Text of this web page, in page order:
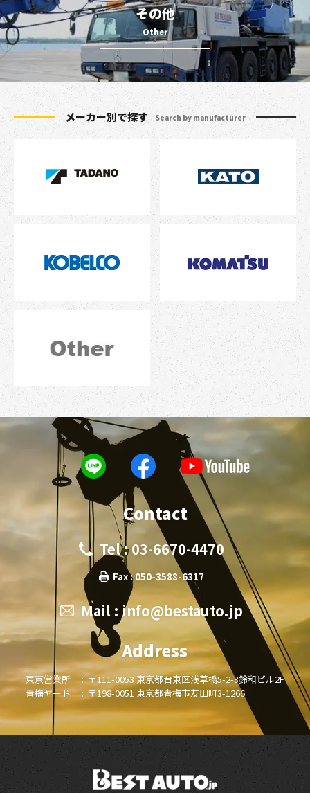
その他
メーカー別で探す Search by manufacturer
Contact
Tel : 03-6670-4470
Fax : 050-3588-6317
Mail : info@bestauto.jp
Address
東京営業所 : 〒111-0053 東京都台東区浅草橋5-2-3鈴和ビル2F
青梅ヤード : 〒198-0051 東京都青梅市友田町3-1266